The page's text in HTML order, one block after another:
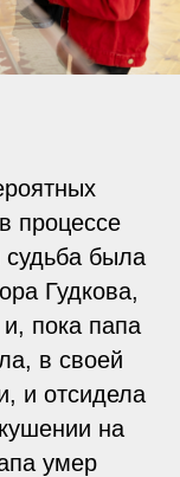
процессе
судьба была
Гудкова,
пока папа
в своей
и отсидела
на
умер